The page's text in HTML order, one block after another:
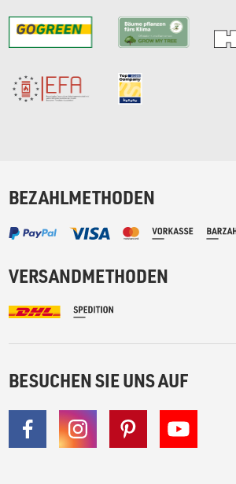
BEZAHLMETHODEN
VERSANDMETHODEN
BESUCHEN SIE UNS AUF